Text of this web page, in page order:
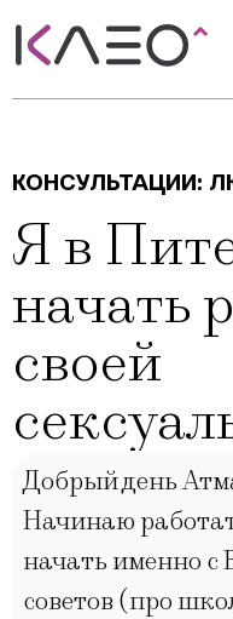
КОНСУЛЬТАЦИИ:
Я в
начать
своей
Добрый день
Начинаю
начать именно
советов (про